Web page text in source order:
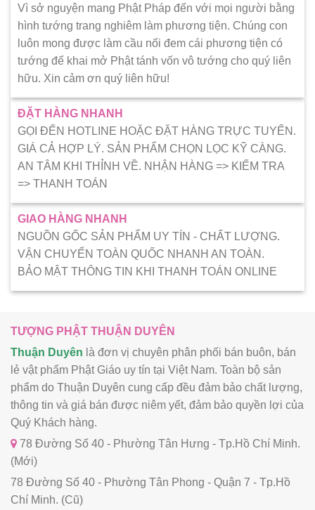
Vì sở nguyện mang Phật Pháp đến với mọi người bằng
hình tướng trang nghiêm làm phương tiện. Chúng con
luôn mong được làm cầu nối đem cái phương tiện có
tướng để khai mở Phật tánh vốn vô tướng cho quý liên
hữu. Xin cảm ơn quý liên hữu!
ĐẶT HÀNG NHANH
GỌI ĐẾN HOTLINE HOẶC ĐẶT HÀNG TRỰC TUYẾN.
GIÁ CẢ HỢP LÝ. SẢN PHẨM CHỌN LỌC KỸ CÀNG.
AN TÂM KHI THỈNH VỀ. NHẬN HÀNG => KIẾM TRA
=> THANH TOÁN
GIAO HÀNG NHANH
NGUỒN GỐC SẢN PHẨM UY TÍN - CHẤT LƯỢNG.
VẬN CHUYỂN TOÀN QUỐC NHANH AN TOÀN.
BẢO MẬT THÔNG TIN KHI THANH TOÁN ONLINE
TƯỢNG PHẬT THUẬN DUYÊN
Thuận Duyên là đơn vị chuyên phân phối bán buôn, bán
lẻ vật phẩm Phật Giáo uy tín tại Việt Nam. Toàn bộ sản
phẩm do Thuận Duyên cung cấp đều đảm bảo chất lượng,
thông tin và giá bán được niêm yết, đảm bảo quyền lợi của
Quý Khách hàng.
78 Đường Số 40 - Phường Tân Hưng - Tp.Hồ Chí Minh.
(Mới)
78 Đường Số 40 - Phường Tân Phong - Quận 7 - Tp.Hồ
Chí Minh. (Cũ)